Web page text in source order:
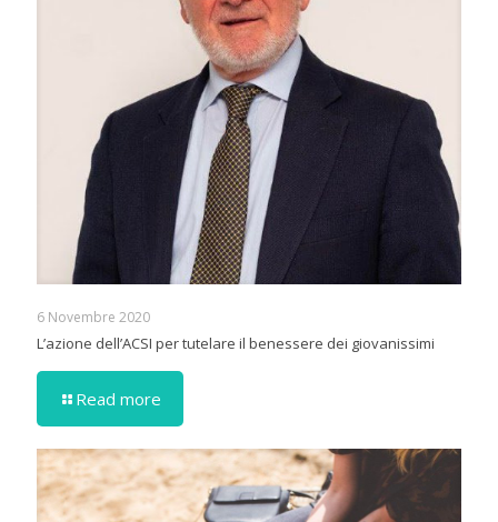
6 Novembre 2020
L’azione dell’ACSI per tutelare il benessere dei giovanissimi
Read more